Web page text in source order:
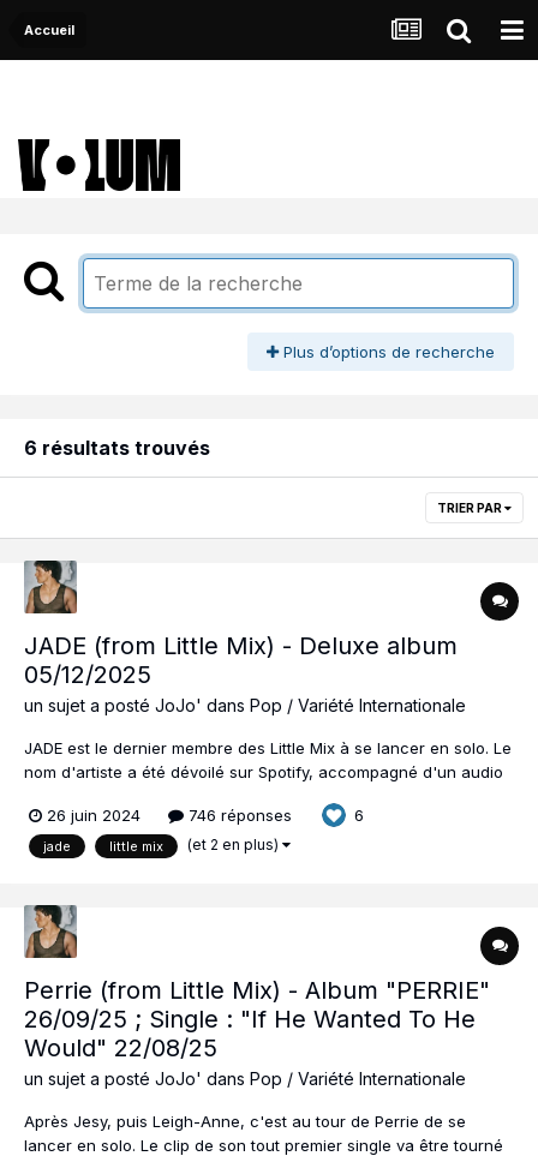
Accueil
Plus d’options de recherche
6 résultats trouvés
TRIER PAR
JADE (from Little Mix) - Deluxe album
05/12/2025
un sujet a posté JoJo' dans Pop / Variété Internationale
JADE est le dernier membre des Little Mix à se lancer en solo. Le
nom d'artiste a été dévoilé sur Spotify, accompagné d'un audio
Le premier single, Angel Of My Dreams, dont un extrait a été
joué par The Blessed...
26 juin 2024 746 réponses 6
jade little mix (et 2 en plus)
Perrie (from Little Mix) - Album "PERRIE"
26/09/25 ; Single : "If He Wanted To He
Would" 22/08/25
un sujet a posté JoJo' dans Pop / Variété Internationale
Après Jesy, puis Leigh-Anne, c'est au tour de Perrie de se
lancer en solo. Le clip de son tout premier single va être tourné